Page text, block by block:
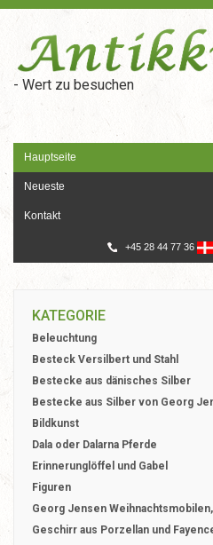
- Wert zu besuchen
Hauptseite
Neueste
Kontakt
+45 28 44 77 36
KATEGORIE
Beleuchtung
Besteck Versilbert und Stahl
Bestecke aus dänisches Silber
Bestecke aus Silber von Georg
Bildkunst
Dala oder Dalarna Pferde
Erinnerunglöffel und Gabel
Figuren
Georg Jensen
Geschirr aus Porzellan und